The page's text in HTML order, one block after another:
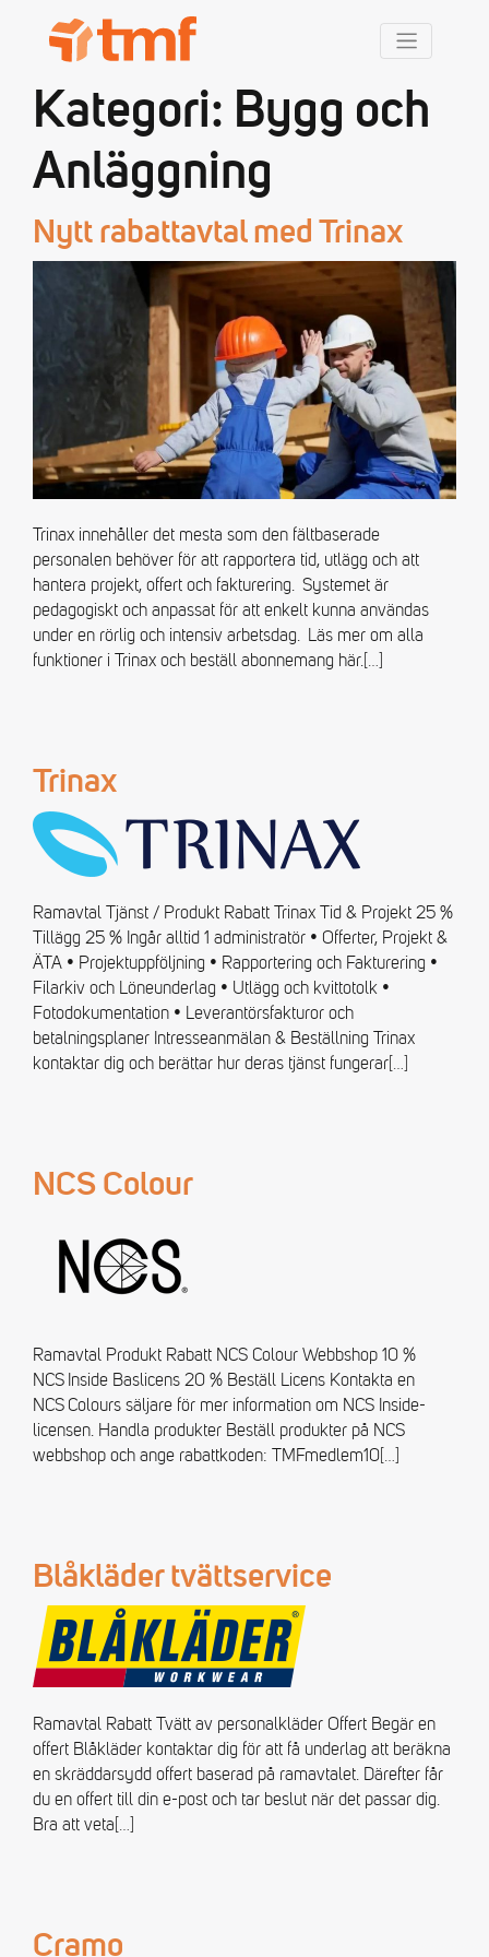
Kategori: Bygg och
Anläggning
Nytt rabattavtal med Trinax
Trinax innehåller det mesta som den fältbaserade
personalen behöver för att rapportera tid, utlägg och att
hantera projekt, offert och fakturering. Systemet är
pedagogiskt och anpassat för att enkelt kunna användas
under en rörlig och intensiv arbetsdag. Läs mer om alla
funktioner i Trinax och beställ abonnemang här. […]
Trinax
Ramavtal Tjänst / Produkt Rabatt Trinax Tid & Projekt 25 %
Tillägg 25 % Ingår alltid 1 administratör • Offerter, Projekt &
ÄTA • Projektuppföljning • Rapportering och Fakturering •
Filarkiv och Löneunderlag • Utlägg och kvittotolk •
Fotodokumentation • Leverantörsfakturor och
betalningsplaner Intresseanmälan & Beställning Trinax
kontaktar dig och berättar hur deras tjänst fungerar […]
NCS Colour
Ramavtal Produkt Rabatt NCS Colour Webbshop 10 %
NCS Inside Baslicens 20 % Beställ Licens Kontakta en
NCS Colours säljare för mer information om NCS Inside-
licensen. Handla produkter Beställ produkter på NCS
webbshop och ange rabattkoden: TMFmedlem10 […]
Blåkläder tvättservice
Ramavtal Rabatt Tvätt av personalkläder Offert Begär en
offert Blåkläder kontaktar dig för att få underlag att beräkna
en skräddarsydd offert baserad på ramavtalet. Därefter får
du en offert till din e-post och tar beslut när det passar dig.
Bra att veta
Cramo